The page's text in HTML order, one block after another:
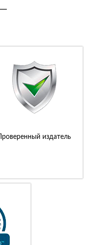
Проверенный издатель